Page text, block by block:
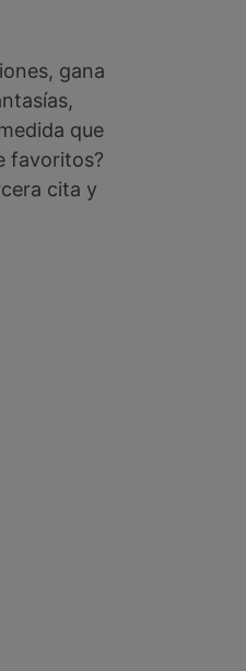
gana
que
favoritos?
cita y